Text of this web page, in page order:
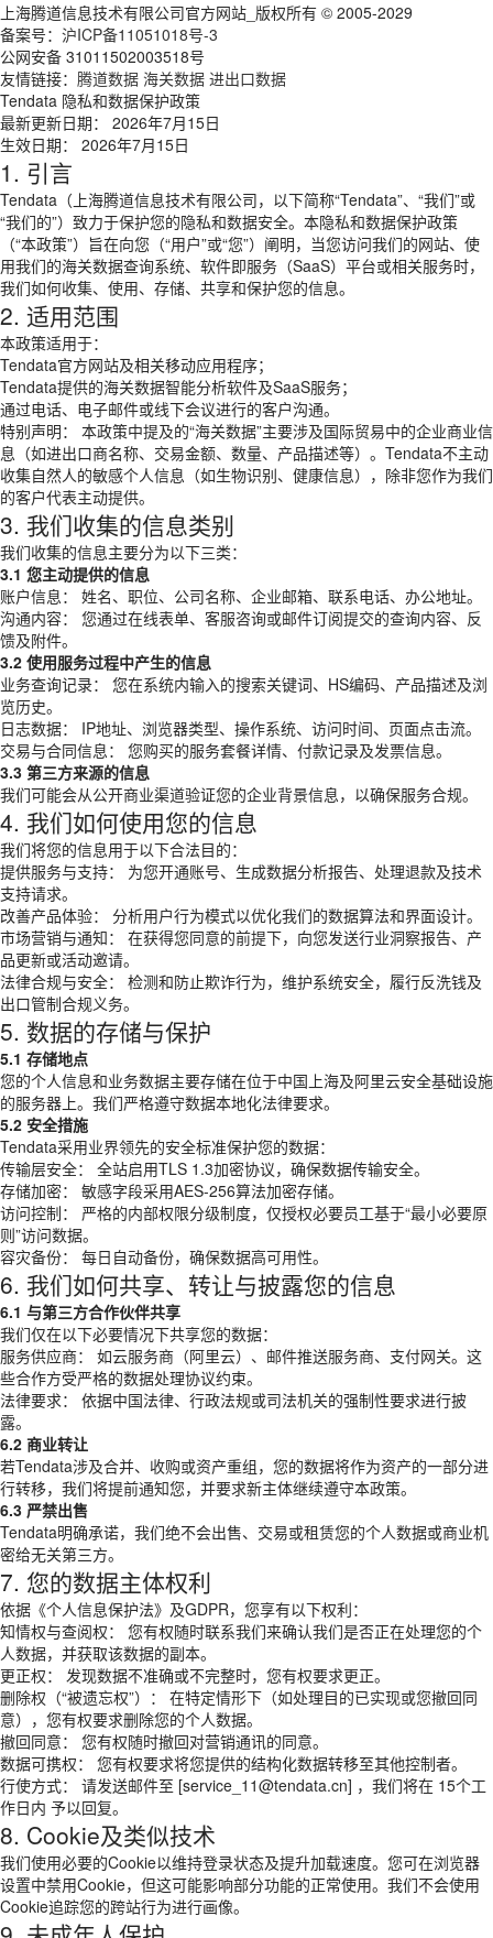
上海腾道信息技术有限公司官方网站_版权所有 © 2005-2029
备案号： 沪ICP备11051018号-3
公网安备 31011502003518号
友情链接： 腾道数据 海关数据 进出口数据
Tendata 隐私和数据保护政策
最新更新日期： 2026年7月15日
生效日期： 2026年7月15日
1. 引言
Tendata（上海腾道信息技术有限公司，以下简称“Tendata”、“我们”或
“我们的”）致力于保护您的隐私和数据安全。本隐私和数据保护政策
（“本政策”）旨在向您（“用户”或“您”）阐明，当您访问我们的网站、使
用我们的海关数据查询系统、软件即服务（SaaS）平台或相关服务时，
我们如何收集、使用、存储、共享和保护您的信息。
2. 适用范围
本政策适用于：
Tendata官方网站及相关移动应用程序；
Tendata提供的海关数据智能分析软件及SaaS服务；
通过电话、电子邮件或线下会议进行的客户沟通。
特别声明： 本政策中提及的“海关数据”主要涉及国际贸易中的企业商业信
息（如进出口商名称、交易金额、数量、产品描述等）。Tendata不主动
收集自然人的敏感个人信息（如生物识别、健康信息），除非您作为我们
的客户代表主动提供。
3. 我们收集的信息类别
我们收集的信息主要分为以下三类：
3.1 您主动提供的信息
账户信息： 姓名、职位、公司名称、企业邮箱、联系电话、办公地址。
沟通内容： 您通过在线表单、客服咨询或邮件订阅提交的查询内容、反
馈及附件。
3.2 使用服务过程中产生的信息
业务查询记录： 您在系统内输入的搜索关键词、HS编码、产品描述及浏
览历史。
日志数据： IP地址、浏览器类型、操作系统、访问时间、页面点击流。
交易与合同信息： 您购买的服务套餐详情、付款记录及发票信息。
3.3 第三方来源的信息
我们可能会从公开商业渠道验证您的企业背景信息，以确保服务合规。
4. 我们如何使用您的信息
我们将您的信息用于以下合法目的：
提供服务与支持： 为您开通账号、生成数据分析报告、处理退款及技术
支持请求。
改善产品体验： 分析用户行为模式以优化我们的数据算法和界面设计。
市场营销与通知： 在获得您同意的前提下，向您发送行业洞察报告、产
品更新或活动邀请。
法律合规与安全： 检测和防止欺诈行为，维护系统安全，履行反洗钱及
出口管制合规义务。
5. 数据的存储与保护
5.1 存储地点
您的个人信息和业务数据主要存储在位于中国上海及阿里云安全基础设施
的服务器上。我们严格遵守数据本地化法律要求。
5.2 安全措施
Tendata采用业界领先的安全标准保护您的数据：
传输层安全： 全站启用TLS 1.3加密协议，确保数据传输安全。
存储加密： 敏感字段采用AES-256算法加密存储。
访问控制： 严格的内部权限分级制度，仅授权必要员工基于“最小必要原
则”访问数据。
容灾备份： 每日自动备份，确保数据高可用性。
6. 我们如何共享、转让与披露您的信息
6.1 与第三方合作伙伴共享
我们仅在以下必要情况下共享您的数据：
服务供应商： 如云服务商（阿里云）、邮件推送服务商、支付网关。这
些合作方受严格的数据处理协议约束。
法律要求： 依据中国法律、行政法规或司法机关的强制性要求进行披
露。
6.2 商业转让
若Tendata涉及合并、收购或资产重组，您的数据将作为资产的一部分进
行转移，我们将提前通知您，并要求新主体继续遵守本政策。
6.3 严禁出售
Tendata明确承诺，我们绝不会出售、交易或租赁您的个人数据或商业机
密给无关第三方。
7. 您的数据主体权利
依据《个人信息保护法》及GDPR，您享有以下权利：
知情权与查阅权： 您有权随时联系我们来确认我们是否正在处理您的个
人数据，并获取该数据的副本。
更正权： 发现数据不准确或不完整时，您有权要求更正。
删除权（“被遗忘权”）： 在特定情形下（如处理目的已实现或您撤回同
意），您有权要求删除您的个人数据。
撤回同意： 您有权随时撤回对营销通讯的同意。
数据可携权： 您有权要求将您提供的结构化数据转移至其他控制者。
行使方式： 请发送邮件至 [service_11@tendata.cn] ，我们将在 15个工
作日内 予以回复。
8. Cookie及类似技术
我们使用必要的Cookie以维持登录状态及提升加载速度。您可在浏览器
设置中禁用Cookie，但这可能影响部分功能的正常使用。我们不会使用
Cookie追踪您的跨站行为进行画像。